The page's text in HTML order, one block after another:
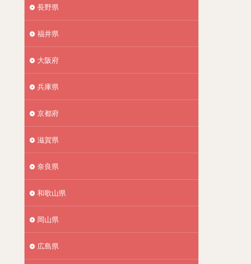
長野県
福井県
大阪府
兵庫県
京都府
滋賀県
奈良県
和歌山県
岡山県
広島県